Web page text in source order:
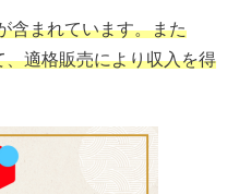
含まれています。また
適格販売により収入を得